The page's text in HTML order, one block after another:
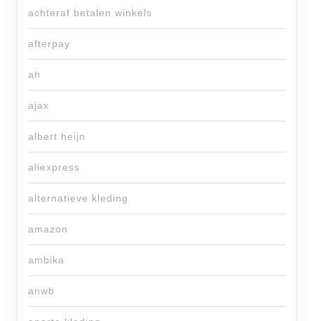
achteraf betalen winkels
afterpay
ah
ajax
albert heijn
aliexpress
alternatieve kleding
amazon
ambika
anwb